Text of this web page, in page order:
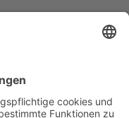
oldies
2021 kalender 2022